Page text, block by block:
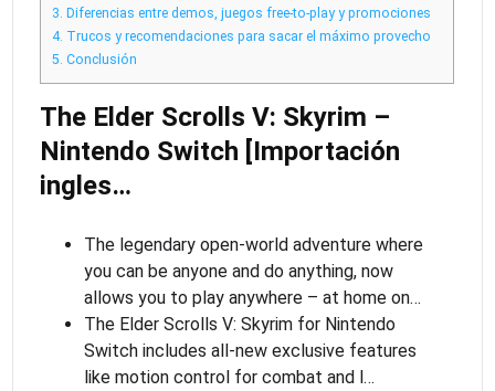
3. Diferencias entre demos, juegos free-to-play y promociones
4. Trucos y recomendaciones para sacar el máximo provecho
5. Conclusión
The Elder Scrolls V: Skyrim –
Nintendo Switch [Importación
ingles…
The legendary open-world adventure where
you can be anyone and do anything, now
allows you to play anywhere – at home on…
The Elder Scrolls V: Skyrim for Nintendo
Switch includes all-new exclusive features
like motion control for combat and l…